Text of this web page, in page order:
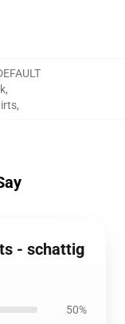
,
,
- schattig
50%